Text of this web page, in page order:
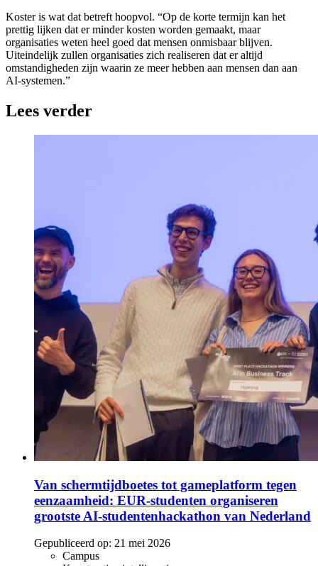
Koster is wat dat betreft hoopvol. “Op de korte termijn kan het
prettig lijken dat er minder kosten worden gemaakt, maar
organisaties weten heel goed dat mensen onmisbaar blijven.
Uiteindelijk zullen organisaties zich realiseren dat er altijd
omstandigheden zijn waarin ze meer hebben aan mensen dan aan
AI-systemen.”
Lees verder
Van schermtijdboetes tot gameplatform tegen
eenzaamheid: EUR-studenten organiseren
grootste AI-studentenhackathon van Nederland
Gepubliceerd op: 21 mei 2026
Campus